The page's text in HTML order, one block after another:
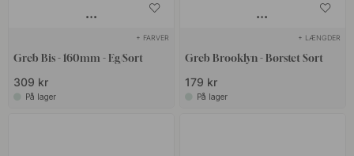
+ FARVER
Greb Bis - 160mm - Eg/Sort
309 kr
På lager
+ LÆNGDER
Greb Brooklyn - Børstet Sort
179 kr
På lager